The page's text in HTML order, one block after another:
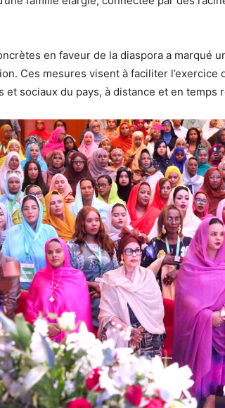
en faveur de la diaspora a marqué
Ces mesures visent à faciliter l’exercice
et sociaux du pays, à distance et en temps